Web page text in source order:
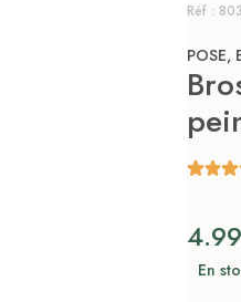
Réf :
POSE,
En